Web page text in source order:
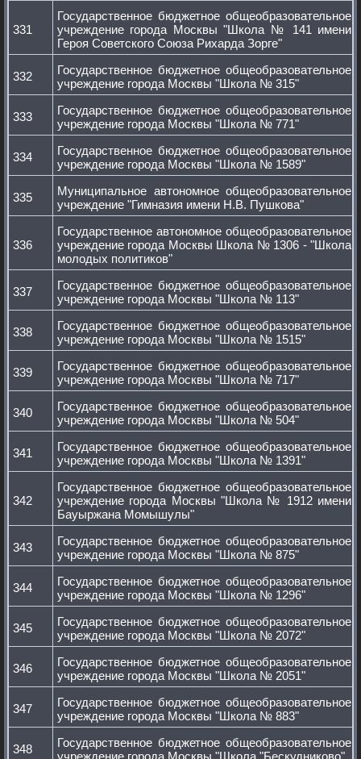
331
Государственное бюджетное общеобразовательное
учреждение города Москвы "Школа № 141 имени
Героя Советского Союза Рихарда Зорге"
332
Государственное бюджетное общеобразовательное
учреждение города Москвы "Школа № 315"
333
Государственное бюджетное общеобразовательное
учреждение города Москвы "Школа № 771"
334
Государственное бюджетное общеобразовательное
учреждение города Москвы "Школа № 1589"
335
Муниципальное автономное общеобразовательное
учреждение "Гимназия имени Н.В. Пушкова"
336
Государственное автономное общеобразовательное
учреждение города Москвы Школа № 1306 - "Школа
молодых политиков"
337
Государственное бюджетное общеобразовательное
учреждение города Москвы "Школа № 113"
338
Государственное бюджетное общеобразовательное
учреждение города Москвы "Школа № 1515"
339
Государственное бюджетное общеобразовательное
учреждение города Москвы "Школа № 717"
340
Государственное бюджетное общеобразовательное
учреждение города Москвы "Школа № 504"
341
Государственное бюджетное общеобразовательное
учреждение города Москвы "Школа № 1391"
342
Государственное бюджетное общеобразовательное
учреждение города Москвы "Школа № 1912 имени
Бауыржана Момышулы"
343
Государственное бюджетное общеобразовательное
учреждение города Москвы "Школа № 875"
344
Государственное бюджетное общеобразовательное
учреждение города Москвы "Школа № 1296"
345
Государственное бюджетное общеобразовательное
учреждение города Москвы "Школа № 2072"
346
Государственное бюджетное общеобразовательное
учреждение города Москвы "Школа № 2051"
347
Государственное бюджетное общеобразовательное
учреждение города Москвы "Школа № 883"
348
Государственное бюджетное общеобразовательное
учреждение города Москвы "Школа "Бескудниково"